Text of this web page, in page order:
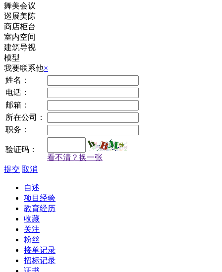
舞美会议
巡展美陈
商店柜台
室内空间
建筑导视
模型
我要联系他×
姓名：
电话：
邮箱：
所在公司：
职务：
验证码：
看不清？换一张
提交 取消
自述
项目经验
教育经历
收藏
关注
粉丝
接单记录
招标记录